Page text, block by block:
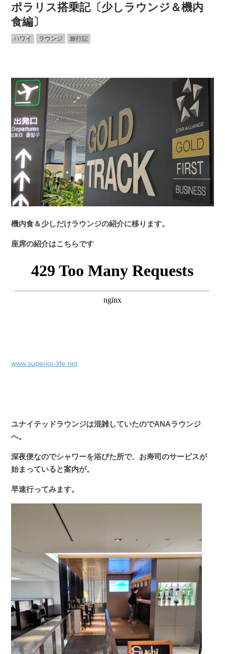
ポラリス搭乗記〔少しラウンジ＆機内
食編〕
ハワイ ラウンジ 旅行記
機内食＆少しだけラウンジの紹介に移ります。
座席の紹介はこちらです
www.superior-life.net
ユナイテッドラウンジは混雑していたのでANAラウンジ
へ。
深夜便なのでシャワーを浴びた所で、お寿司のサービスが
始まっていると案内が。
早速行ってみます。